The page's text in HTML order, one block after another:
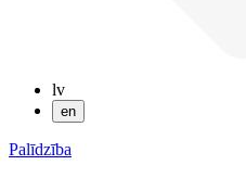
lv
en
Palīdzība